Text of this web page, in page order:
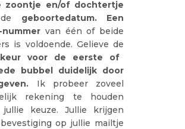
zoontje en/of dochtertje
geboortedatum. Een
nummer van één of beide
is voldoende. Gelieve de
voor de eerste of
bubbel duidelijk door
Ik probeer zoveel
rekening te houden
keuze. Jullie krijgen
op jullie mailtje